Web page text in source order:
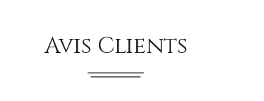
Avis Clients